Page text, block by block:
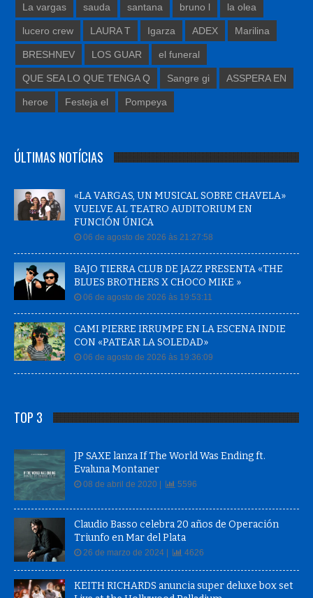
La vargas sauda santana bruno l la olea
lucero crew LAURA T Igarza ADEX Marilina
BRESHNEV LOS GUAR el funeral
QUE SEA LO QUE TENGA Q Sangre gi ASSPERA EN
heroe Festeja el Pompeya
ÚLTIMAS NOTÍCIAS
«LA VARGAS, UN MUSICAL SOBRE CHAVELA»
VUELVE AL TEATRO AUDITORIUM EN
FUNCIÓN ÚNICA
06 de agosto de 2026 às 21:27:58
BAJO TIERRA CLUB DE JAZZ PRESENTA «THE
BLUES BROTHERS X CHOCO MIKE »
06 de agosto de 2026 às 19:53:11
CAMI PIERRE IRRUMPE EN LA ESCENA INDIE
CON «PATEAR LA SOLEDAD»
06 de agosto de 2026 às 19:36:09
TOP 3
JP SAXE lanza If The World Was Ending ft.
Evaluna Montaner
08 de abril de 2020 | 5596
Claudio Basso celebra 20 años de Operación
Triunfo en Mar del Plata
26 de marzo de 2024 | 4626
KEITH RICHARDS anuncia super deluxe box set